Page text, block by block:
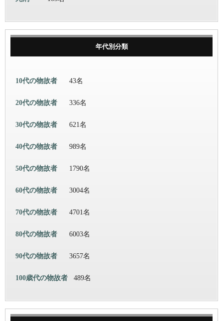
年代別分類
10代の物故者 43名
20代の物故者 336名
30代の物故者 621名
40代の物故者 989名
50代の物故者 1790名
60代の物故者 3004名
70代の物故者 4701名
80代の物故者 6003名
90代の物故者 3657名
100歳代の物故者 489名